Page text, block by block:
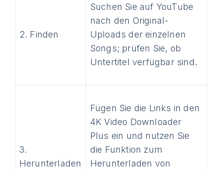
2. Finden
Suchen Sie auf YouTube
nach den Original-
Uploads der einzelnen
Songs; prüfen Sie, ob
Untertitel verfügbar sind.
3.
Herunterladen
Fügen Sie die Links in den
4K Video Downloader
Plus ein und nutzen Sie
die Funktion zum
Herunterladen von